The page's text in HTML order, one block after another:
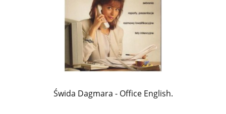
Świda Dagmara - Office English.